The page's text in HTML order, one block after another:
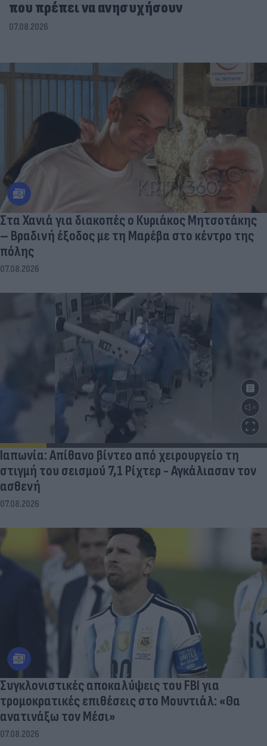
που πρέπει να ανησυχήσουν
07.08.2026
Στα Χανιά για διακοπές ο Κυριάκος Μητσοτάκης
– Βραδινή έξοδος με τη Μαρέβα στο κέντρο της
πόλης
07.08.2026
Ιαπωνία: Απίθανο βίντεο από χειρουργείο τη
στιγμή του σεισμού 7,1 Ρίχτερ - Αγκάλιασαν τον
ασθενή
07.08.2026
Συγκλονιστικές αποκαλύψεις του FBI για
τρομοκρατικές επιθέσεις στο Μουντιάλ: «Θα
ανατινάξω τον Μέσι»
07.08.2026